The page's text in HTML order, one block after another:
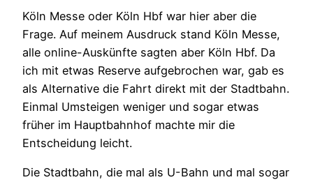
Köln Messe oder Köln Hbf war hier aber die
Frage. Auf meinem Ausdruck stand Köln Messe,
alle online-Auskünfte sagten aber Köln Hbf. Da
ich mit etwas Reserve aufgebrochen war, gab es
als Alternative die Fahrt direkt mit der Stadtbahn.
Einmal Umsteigen weniger und sogar etwas
früher im Hauptbahnhof machte mir die
Entscheidung leicht.
Die Stadtbahn, die mal als U-Bahn und mal sogar